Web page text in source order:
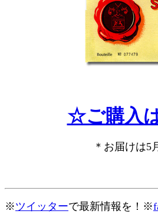
☆ご購入
＊お届けは5
※ツイッターで最新情報を！※